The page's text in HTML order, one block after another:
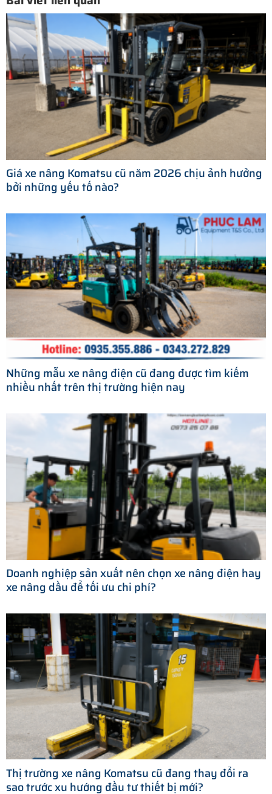
Giá xe nâng Komatsu cũ năm 2026 chịu ảnh hưởng
bởi những yếu tố nào?
Những mẫu xe nâng điện cũ đang được tìm kiếm
nhiều nhất trên thị trường hiện nay
Doanh nghiệp sản xuất nên chọn xe nâng điện hay
xe nâng dầu để tối ưu chi phí?
Thị trường xe nâng Komatsu cũ đang thay đổi ra
sao trước xu hướng đầu tư thiết bị mới?